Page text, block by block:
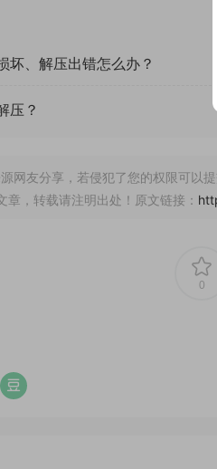
坏、解压出错怎么办？
压？
网友分享，若侵犯了您的权限可以提
章，转载请注明出处！原文链接：
0